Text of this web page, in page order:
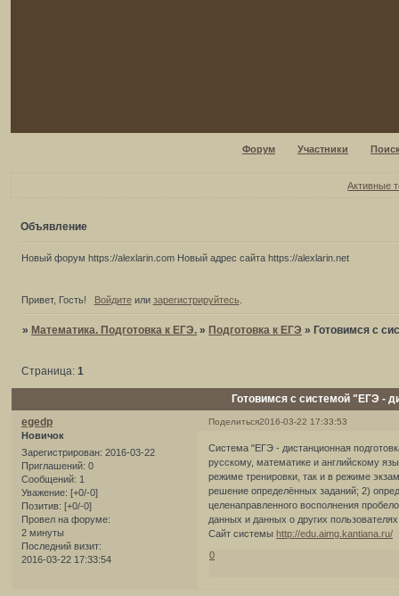
Форум Участники
Активные
Объявление
Новый форум https://alexlarin.com Новый адрес сайта https://alexlarin.net
Привет, Гость! Войдитеили зарегистрируйтесь.
»Математика. Подготовка к ЕГЭ. »Подготовка к ЕГЭ »Готовимся с
Готовимся с системой "ЕГЭ -
Страница: 1
Поделиться2016-03-22 17:33:53
egedp
Новичок
Зарегистрирован: 2016-03-22
Приглашений: 0
Сообщений: 1
Уважение: [+0/-0]
Позитив: [+0/-0]
Провел на форуме:
2 минуты
Последний визит:
2016-03-22 17:33:54
Система "ЕГЭ - дистанционная
русскому, математике и английскому
режиме тренировки, так и в режиме
решение определённых заданий; 2)
целенаправленного восполнения
данных и данных о других
Сайт системыhttp://edu.aimg.kantiana.ru/
0